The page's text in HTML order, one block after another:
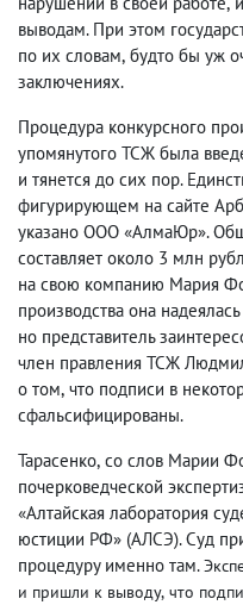
выводам. При этом
по их словам, будто бы уж
заключениях.
Процедура конкурсного
упомянутого ТСЖ была
и тянется до сих пор.
фигурирующем на сайте
указано ООО «АлмаЮр».
составляет около 3 млн
на свою компанию Мария
производства она
но представитель
член правления ТСЖ
о том, что подписи в
сфальсифицированы.
Тарасенко, со слов Марии
почерковедческой
«Алтайская лаборатория
юстиции РФ» (АЛСЭ). Суд
процедуру именно там.
и пришли к выводу, что